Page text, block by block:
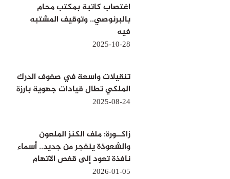
اغتصاب كاتبة بمكتب محام
بالبرنوصي.. وتوقيف المشتبه
فيه
2025-10-28
تنقيلات واسعة في صفوف الدرك
الملكي تطال قيادات جهوية بارزة
2025-08-24
زاكــورة: ملف الكنز الملعون
والشعوذة ينفجر من جديد.. أسماء
نافذة تعود إلى قفص الاتهام
2026-01-05